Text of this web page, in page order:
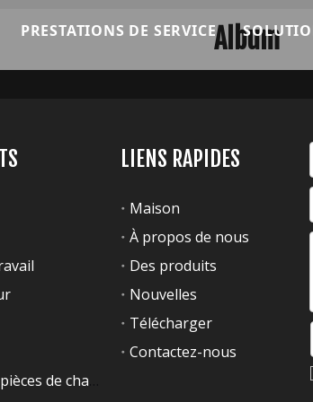
EverLIFT
PRESTATIONS DE SERVICE
Service OEM
Consultation technique
Album
LIENS RAPIDES
Maison
À propos de nous
Des produits
Nouvelles
Télécharger
Contactez-nous